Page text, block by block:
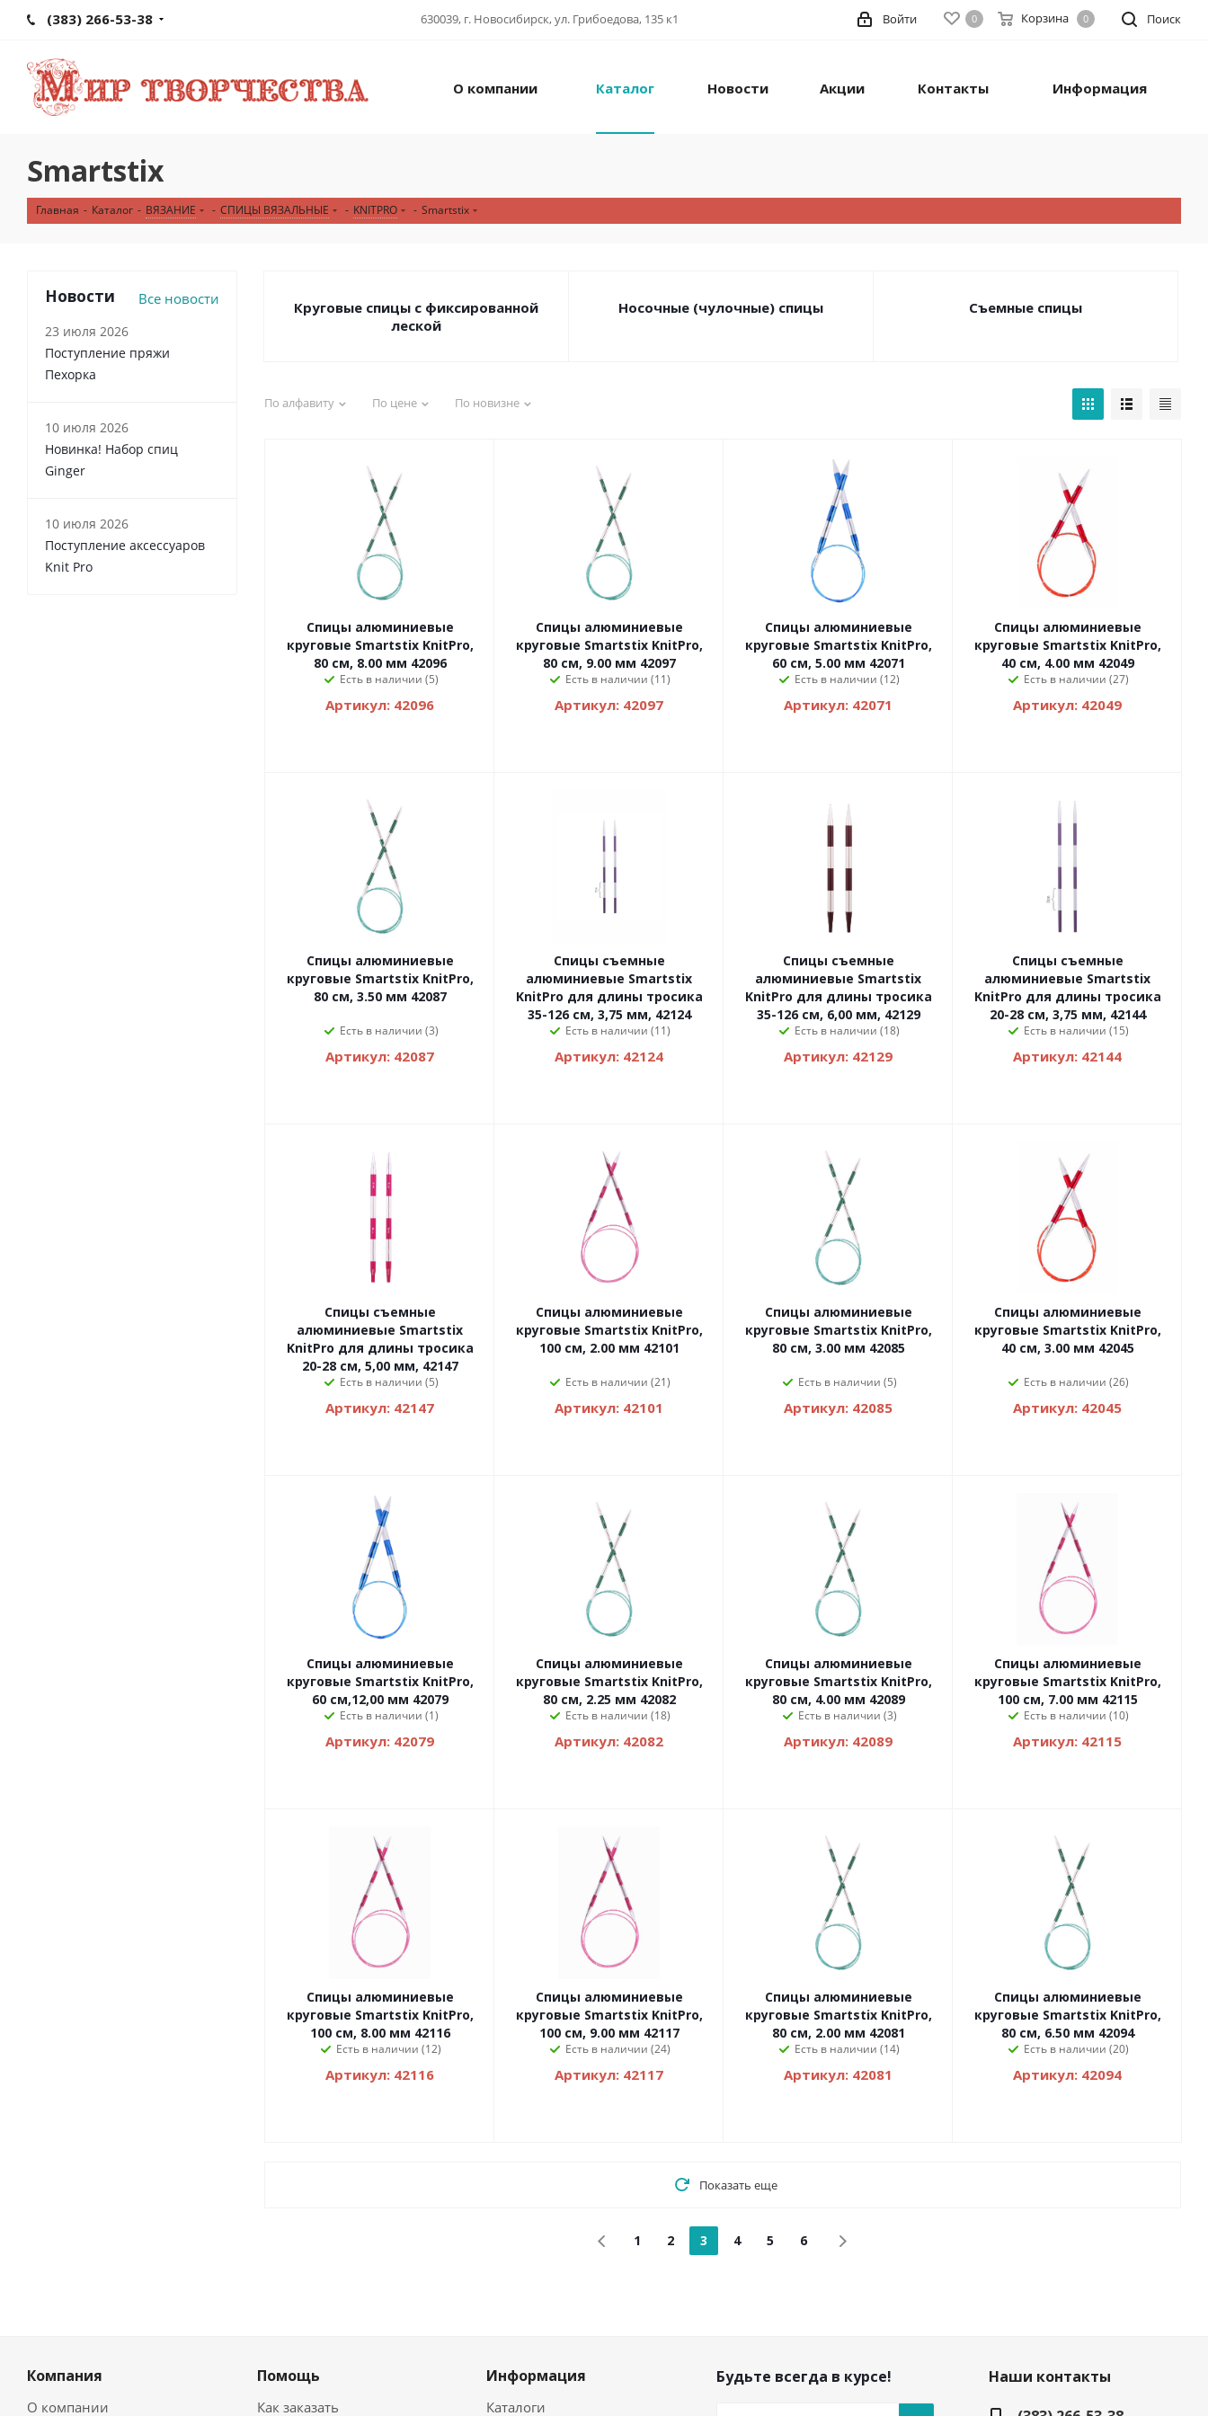
(383) 266-53-38 630039, г. Новосибирск, ул. Грибоедова, 135 к1 Поиск
0 Корзина 0
Войти
О компании Каталог Новости Акции Контакты Информация
Smartstix
Главная - Каталог - ВЯЗАНИЕ - СПИЦЫ ВЯЗАЛЬНЫЕ - KNITPRO - Smartstix
Круговые спицы с фиксированной
леской
Носочные (чулочные) спицы Съемные спицы
По алфавиту По цене По новизне
Спицы алюминиевые
круговые Smartstix KnitPro,
80 см, 8.00 мм 42096
Есть в наличии (5)
Артикул: 42096
Спицы алюминиевые
круговые Smartstix KnitPro,
80 см, 9.00 мм 42097
Есть в наличии (11)
Артикул: 42097
Спицы алюминиевые
круговые Smartstix KnitPro,
60 см, 5.00 мм 42071
Есть в наличии (12)
Артикул: 42071
Спицы алюминиевые
круговые Smartstix KnitPro,
40 см, 4.00 мм 42049
Есть в наличии (27)
Артикул: 42049
Спицы алюминиевые
круговые Smartstix KnitPro,
80 см, 3.50 мм 42087
Есть в наличии (3)
Артикул: 42087
Спицы съемные
алюминиевые Smartstix
KnitPro для длины тросика
35-126 см, 3,75 мм, 42124
Есть в наличии (11)
Артикул: 42124
Спицы съемные
алюминиевые Smartstix
KnitPro для длины тросика
35-126 см, 6,00 мм, 42129
Есть в наличии (18)
Артикул: 42129
Спицы съемные
алюминиевые Smartstix
KnitPro для длины тросика
20-28 см, 3,75 мм, 42144
Есть в наличии (15)
Артикул: 42144
Спицы съемные
алюминиевые Smartstix
KnitPro для длины тросика
20-28 см, 5,00 мм, 42147
Есть в наличии (5)
Артикул: 42147
Спицы алюминиевые
круговые Smartstix KnitPro,
100 см, 2.00 мм 42101
Есть в наличии (21)
Артикул: 42101
Спицы алюминиевые
круговые Smartstix KnitPro,
80 см, 3.00 мм 42085
Есть в наличии (5)
Артикул: 42085
Спицы алюминиевые
круговые Smartstix KnitPro,
40 см, 3.00 мм 42045
Есть в наличии (26)
Артикул: 42045
Спицы алюминиевые
круговые Smartstix KnitPro,
60 см,12,00 мм 42079
Есть в наличии (1)
Артикул: 42079
Спицы алюминиевые
круговые Smartstix KnitPro,
80 см, 2.25 мм 42082
Есть в наличии (18)
Артикул: 42082
Спицы алюминиевые
круговые Smartstix KnitPro,
80 см, 4.00 мм 42089
Есть в наличии (3)
Артикул: 42089
Спицы алюминиевые
круговые Smartstix KnitPro,
100 см, 7.00 мм 42115
Есть в наличии (10)
Артикул: 42115
Спицы алюминиевые
круговые Smartstix KnitPro,
100 см, 8.00 мм 42116
Есть в наличии (12)
Артикул: 42116
Спицы алюминиевые
круговые Smartstix KnitPro,
100 см, 9.00 мм 42117
Есть в наличии (24)
Артикул: 42117
Спицы алюминиевые
круговые Smartstix KnitPro,
80 см, 2.00 мм 42081
Есть в наличии (14)
Артикул: 42081
Спицы алюминиевые
круговые Smartstix KnitPro,
80 см, 6.50 мм 42094
Есть в наличии (20)
Артикул: 42094
Показать еще
1 2 3 4 5 6
Новости Все новости
23 июля 2026
Поступление пряжи
Пехорка
10 июля 2026
Новинка! Набор спиц
Ginger
10 июля 2026
Поступление аксессуаров
Knit Pro
Компания
О компании
Помощь
Как заказать
Информация
Каталоги
Будьте всегда в курсе!
Наши контакты